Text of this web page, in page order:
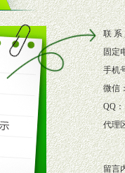
公司给予
，派驻区
公司给予
联 系
固定
手机
微信
QQ：
代理
留言